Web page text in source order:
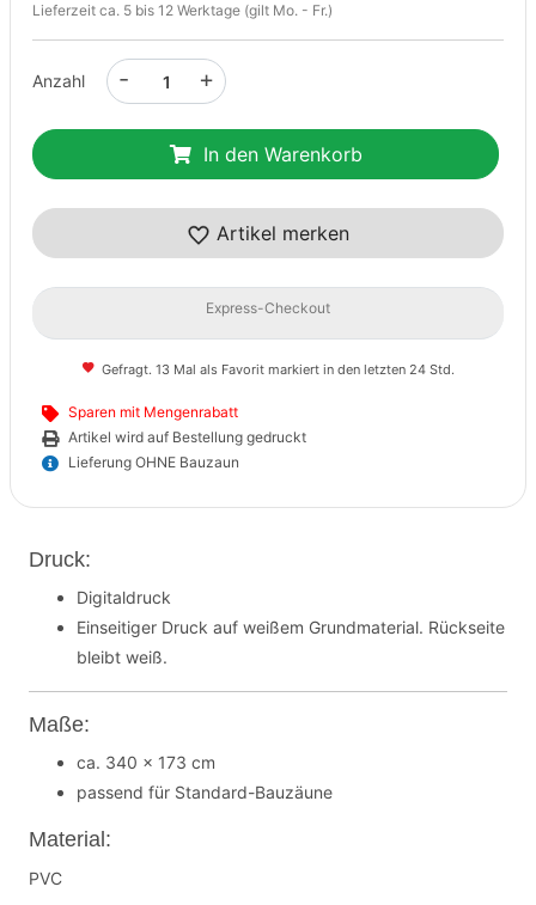
Lieferzeit ca. 5 bis 12 Werktage (gilt Mo. - Fr.)
Anzahl +
-
In den Warenkorb
Artikel merken
Express-Checkout
Gefragt. 13 Mal als Favorit markiert in den letzten 24 Std.
Sparen mit Mengenrabatt
Artikel wird auf Bestellung gedruckt
Lieferung OHNE Bauzaun
Druck:
Digitaldruck
Einseitiger Druck auf weißem Grundmaterial. Rückseite
bleibt weiß.
Maße:
ca. 340 x 173 cm
passend für Standard-Bauzäune
Material:
PVC